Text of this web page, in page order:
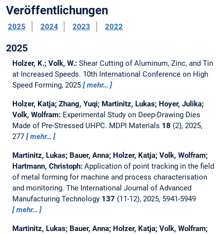
Veröffentlichungen
2025 2024 2023 2022
2025
Holzer, K.; Volk, W.: Shear Cutting of Aluminum, Zinc, and Tin
at Increased Speeds. 10th International Conference on High
Speed Forming, 2025
mehr…
Holzer, Katja; Zhang, Yuqi; Martinitz, Lukas; Hoyer, Julika;
Volk, Wolfram: Experimental Study on Deep-Drawing Dies
Made of Pre-Stressed UHPC. MDPI Materials 18 (2), 2025,
277
mehr…
Martinitz, Lukas; Bauer, Anna; Holzer, Katja; Volk, Wolfram;
Hartmann, Christoph: Application of point tracking in the field
of metal forming for machine and process characterisation
and monitoring. The International Journal of Advanced
Manufacturing Technology 137 (11-12), 2025, 5941-5949
mehr…
Martinitz, Lukas; Bauer, Anna; Holzer, Katja; Volk, Wolfram;